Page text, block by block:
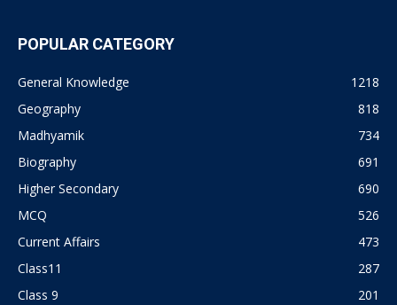
POPULAR CATEGORY
General Knowledge
1218
Geography
818
Madhyamik
734
Biography
691
Higher Secondary
690
MCQ
526
Current Affairs
473
Class11
287
Class 9
201